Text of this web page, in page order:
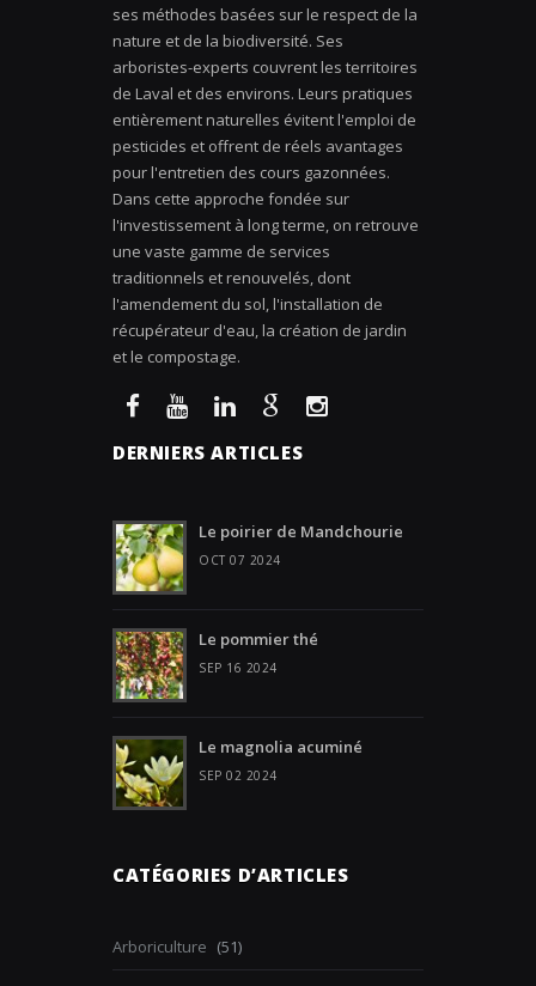
ses méthodes basées sur le respect de la
nature et de la biodiversité. Ses
arboristes-experts couvrent les territoires
de Laval et des environs. Leurs pratiques
entièrement naturelles évitent l'emploi de
pesticides et offrent de réels avantages
pour l'entretien des cours gazonnées.
Dans cette approche fondée sur
l'investissement à long terme, on retrouve
une vaste gamme de services
traditionnels et renouvelés, dont
l'amendement du sol, l'installation de
récupérateur d'eau, la création de jardin
et le compostage.
DERNIERS ARTICLES
Le poirier de Mandchourie
OCT 07 2024
Le pommier thé
SEP 16 2024
Le magnolia acuminé
SEP 02 2024
CATÉGORIES D’ARTICLES
Arboriculture (51)